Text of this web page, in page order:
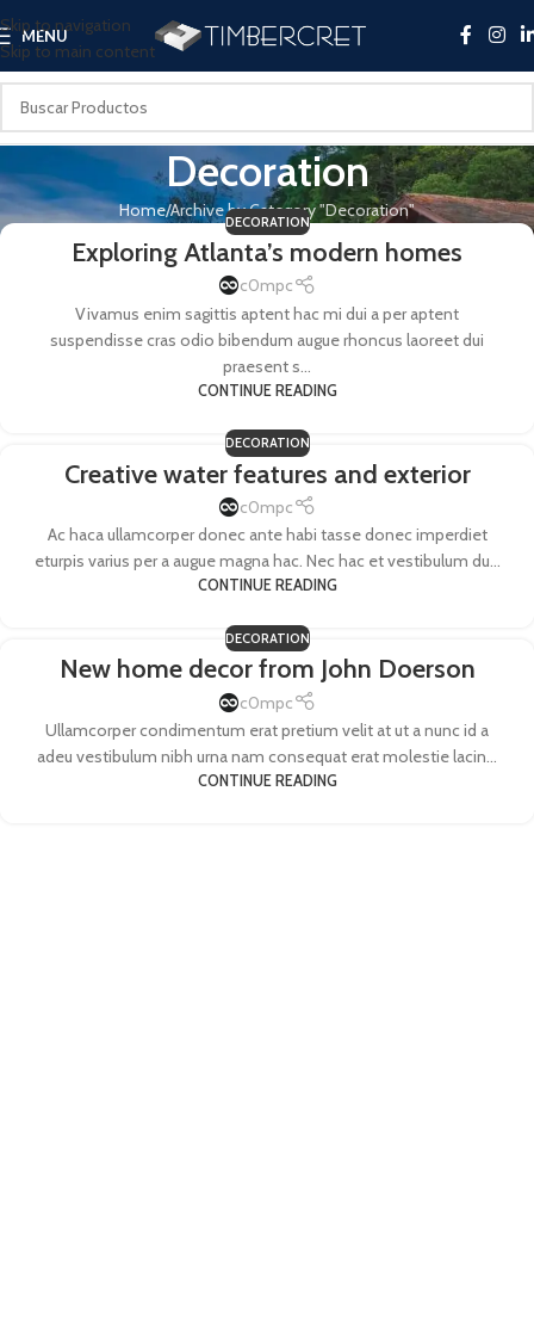
Skip to navigation
Skip to main content
MENU
Decoration
Home Archive by Category "Decoration"
DECORATION
Exploring Atlanta’s modern homes
c0mpc
Vivamus enim sagittis aptent hac mi dui a per aptent
suspendisse cras odio bibendum augue rhoncus laoreet dui
praesent s...
CONTINUE READING
DECORATION
Creative water features and exterior
c0mpc
Ac haca ullamcorper donec ante habi tasse donec imperdiet
eturpis varius per a augue magna hac. Nec hac et vestibulum du...
CONTINUE READING
DECORATION
New home decor from John Doerson
c0mpc
Ullamcorper condimentum erat pretium velit at ut a nunc id a
adeu vestibulum nibh urna nam consequat erat molestie lacin...
CONTINUE READING